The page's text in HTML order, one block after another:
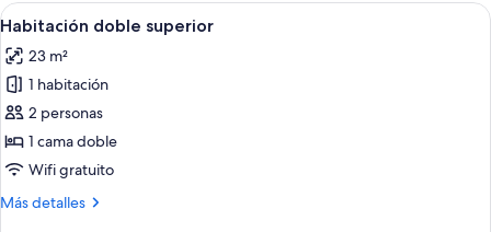
Ver
todas
las
fotos
de
Habitación
doble
Habitación de hotel con una cama,
5
Habitación doble superior
23 m²
1 habitación
2 personas
1 cama doble
Wifi gratuito
Más detalles
Más